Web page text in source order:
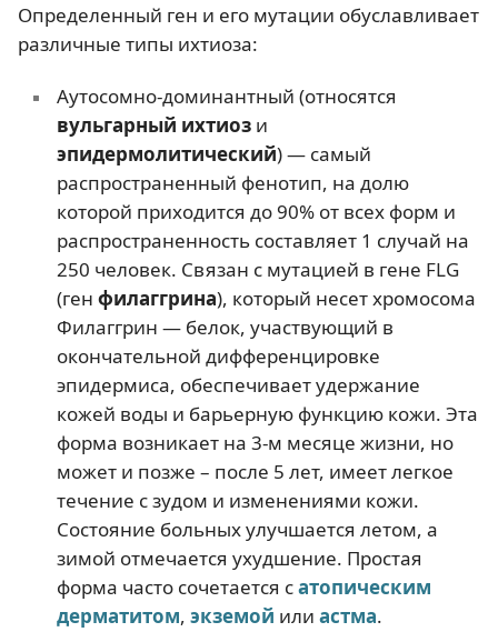
Определенный ген и его мутации обуславливает
различные типы ихтиоза:
Аутосомно-доминантный (относятся
вульгарный ихтиози
эпидермолитический) — самый
распространенный фенотип, на долю
которой приходится до 90% от всех форм и
распространенность составляет 1 случай на
250 человек. Связан с мутацией в гене FLG
(ген филаггрина), который несет хромосома
Филаггрин — белок, участвующий в
окончательной дифференцировке
эпидермиса, обеспечивает удержание
кожей воды и барьерную функцию кожи. Эта
форма возникает на 3-м месяце жизни, но
может и позже – после 5 лет, имеет легкое
течение с зудом и изменениями кожи.
Состояние больных улучшается летом, а
зимой отмечается ухудшение. Простая
форма часто сочетается сатопическим
дерматитом, экземой или астма.